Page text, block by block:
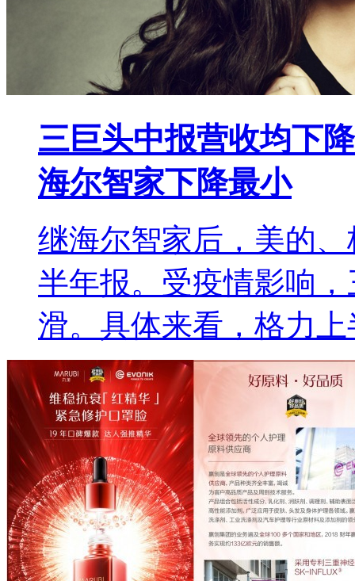
三巨头中报营收均下
海尔智家下降最小
继海尔智家后，美的
半年报。受疫情影响
滑。具体来看，格力